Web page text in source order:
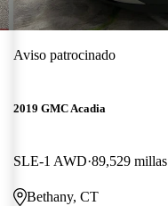
Aviso patrocinado
2019 GMC Acadia
SLE-1 AWD 89,529 millas
Bethany, CT